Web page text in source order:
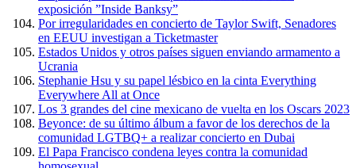
exposición ”Inside Banksy”
Por irregularidades en concierto de Taylor Swift, Senadores
en EEUU investigan a Ticketmaster
Estados Unidos y otros países siguen enviando armamento a
Ucrania
Stephanie Hsu y su papel lésbico en la cinta Everything
Everywhere All at Once
Los 3 grandes del cine mexicano de vuelta en los Oscars 2023
Beyonce: de su último álbum a favor de los derechos de la
comunidad LGTBQ+ a realizar concierto en Dubai
El Papa Francisco condena leyes contra la comunidad